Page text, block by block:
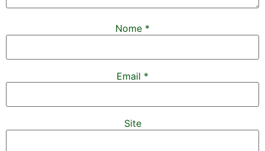
Nome *
Email *
Site